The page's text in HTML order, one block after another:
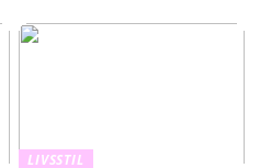
LIVSSTIL